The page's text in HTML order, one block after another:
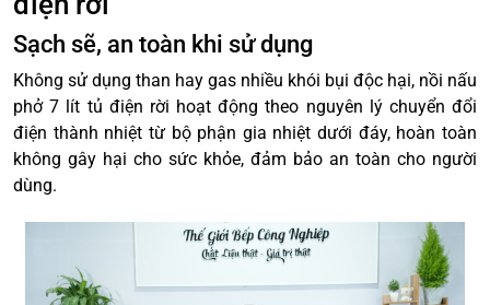
Sạch sẽ, an toàn khi sử dụng
Không sử dụng than hay gas nhiều khói bụi độc hại, nồi nấu
phở 7 lít tủ điện rời hoạt động theo nguyên lý chuyển đổi
điện thành nhiệt từ bộ phận gia nhiệt dưới đáy, hoàn toàn
không gây hại cho sức khỏe, đảm bảo an toàn cho người
dùng.